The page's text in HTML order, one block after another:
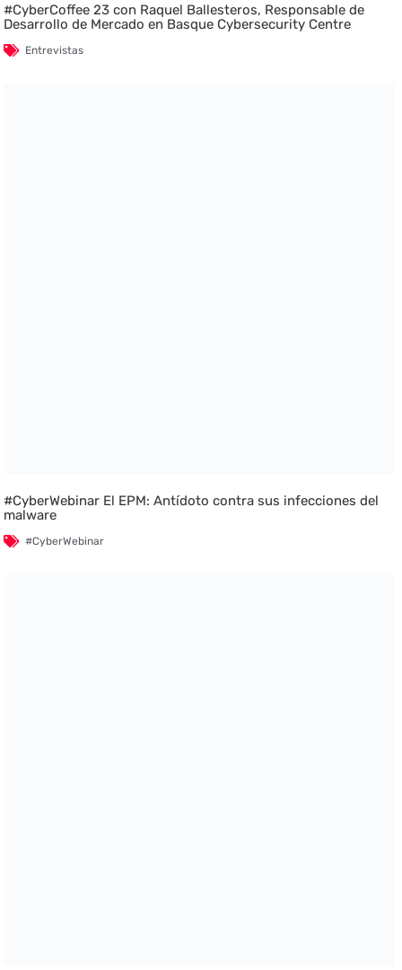
#CyberCoffee 23 con Raquel Ballesteros, Responsable de
Desarrollo de Mercado en Basque Cybersecurity Centre
Entrevistas
#CyberWebinar El EPM: Antídoto contra sus infecciones del
malware
#CyberWebinar